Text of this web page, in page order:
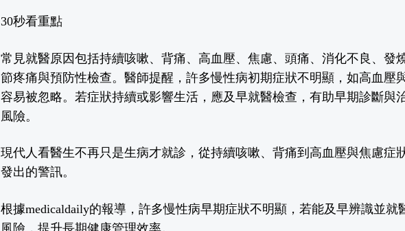
30秒看重點
常見就醫原因包括持續咳嗽、背痛、高血壓、焦慮、頭痛、消化不良、發
節疼痛與預防性檢查。醫師提醒，許多慢性病初期症狀不明顯，如高血壓
容易被忽略。若症狀持續或影響生活，應及早就醫檢查，有助早期診斷與
風險。
現代人看醫生不再只是生病才就診，從持續咳嗽、背痛到高血壓與焦慮症
發出的警訊。
根據medicaldaily的報導，許多慢性病早期症狀不明顯，若能及早辨識並就